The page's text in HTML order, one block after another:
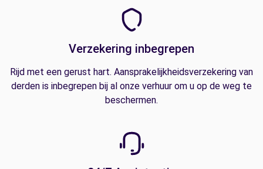
Verzekering inbegrepen
Rijd met een gerust hart. Aansprakelijkheidsverzekering van
derden is inbegrepen bij al onze verhuur om u op de weg te
beschermen.